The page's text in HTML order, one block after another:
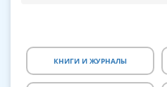
КНИГИ И ЖУРНАЛЫ